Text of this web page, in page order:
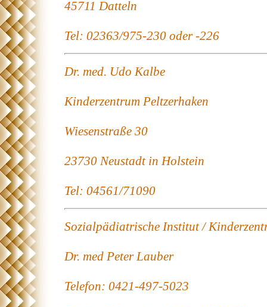
45711 Datteln
Tel: 02363/975-230 oder -226
Dr. med. Udo Kalbe
Kinderzentrum Peltzerhaken
Wiesenstraße 30
23730 Neustadt in Holstein
Tel: 04561/71090
Sozialpädiatrische Institut /
Dr. med Peter Lauber
Telefon: 0421-497-5023